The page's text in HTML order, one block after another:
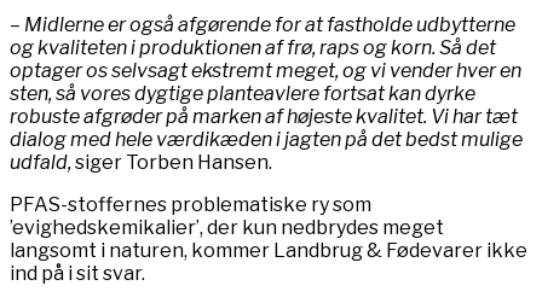
– Midlerne er også afgørende for at fastholde udbytterne
og kvaliteten i produktionen af frø, raps og korn. Så det
optager os selvsagt ekstremt meget, og vi vender hver en
sten, så vores dygtige planteavlere fortsat kan dyrke
robuste afgrøder på marken af højeste kvalitet. Vi har tæt
dialog med hele værdikæden i jagten på det bedst mulige
udfald,siger Torben Hansen.
PFAS-stoffernes problematiske ry som
’evighedskemikalier’, der kun nedbrydes meget
langsomt i naturen, kommer Landbrug & Fødevarer ikke
ind på i sit svar.